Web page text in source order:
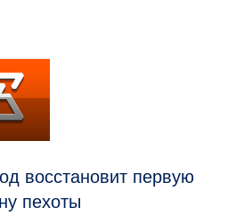
восстановит первую
пехоты